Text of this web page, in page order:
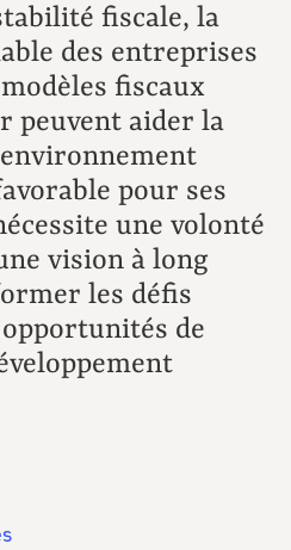
fiscale, la
des entreprises
fiscaux
peuvent aider la
pour ses
une volonté
vision à long
les défis
de